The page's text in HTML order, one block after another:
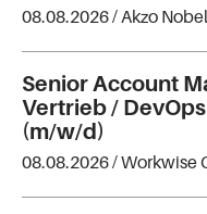
08.08.2026 / Akzo
Senior Account
Vertrieb /
(m/w/d)
08.08.2026 /Workwise